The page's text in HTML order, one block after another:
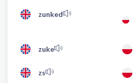
zunked
zuke
zs